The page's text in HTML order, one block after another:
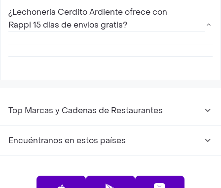
domicilio con Rappi. Solo elige tu restaurante
de Lechoneria Cerdito Ardiente mas cercano,
escoge entre las diferentes opciones de menú
que ofrece , agregalas al carrito y paga online
¿Lechoneria Cerdito Ardiente ofrece con
Rappi 15 días de envíos gratis?
15 días de envíos gratis con Lechoneria Cerdito
Top Marcas y Cadenas de Restaurantes
Encuéntranos en estos países